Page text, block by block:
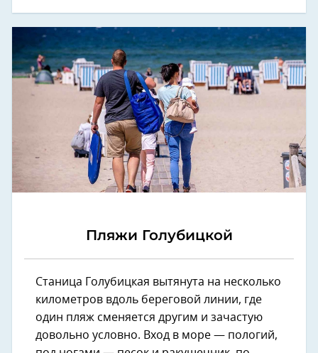
Пляжи Голубицкой
Станица Голубицкая вытянута на несколько
километров вдоль береговой линии, где
один пляж сменяется другим и зачастую
довольно условно. Вход в море — пологий,